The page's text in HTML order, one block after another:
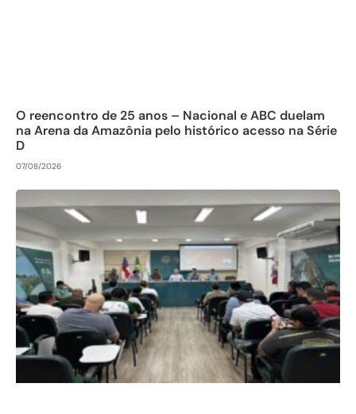
O reencontro de 25 anos – Nacional e ABC duelam
na Arena da Amazônia pelo histórico acesso na Série
D
07/08/2026